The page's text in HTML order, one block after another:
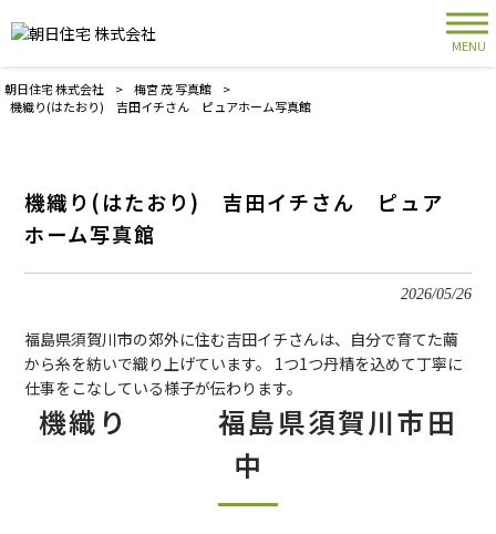
MENU
朝日住宅 株式会社 > 梅宮 茂 写真館
>
機織り(はたおり) 吉田イチさん ピュアホーム写真館
機織り(はたおり) 吉田イチさん ピュア
ホーム写真館
2026/05/26
福島県須賀川市の郊外に住む吉田イチさんは、自分で育てた繭
から糸を紡いで織り上げています。 1つ1つ丹精を込めて丁寧に
仕事をこなしている様子が伝わります。
機織り 福島県須賀川市田
中